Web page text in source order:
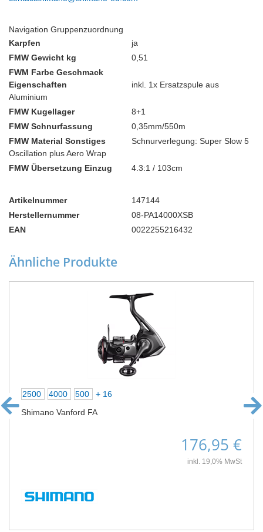
Navigation Gruppenzuordnung
Karpfen
ja
FMW Gewicht kg
0,51
FWM Farbe Geschmack
Eigenschaften
inkl. 1x Ersatzspule aus
Aluminium
FMW Kugellager
8+1
FMW Schnurfassung
0,35mm/550m
FMW Material Sonstiges
Schnurverlegung: Super Slow 5
Oscillation plus Aero Wrap
FMW Übersetzung Einzug
4.3:1 / 103cm
Artikelnummer
147144
Herstellernummer
08-PA14000XSB
EAN
0022255216432
Ähnliche Produkte
2500 4000 500
+ 16
Shimano Vanford FA
176,95 €
inkl. 19,0% MwSt